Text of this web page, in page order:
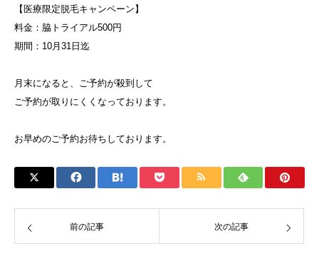
【医療限定脱毛キャンペーン】
料金：脇トライアル500円
期間：10月31日迄
月末になると、ご予約が殺到して
ご予約が取りにくくなっております。
お早めのご予約お待ちしております。
前の記事 次の記事